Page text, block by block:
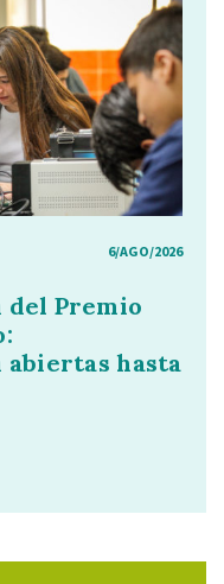
6/AGO/2026
del Premio
abiertas hasta